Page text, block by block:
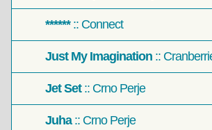
******:: Connect
Just My Imagination ::
Jet Set:: Crno Perje
Juha:: Crno Perje